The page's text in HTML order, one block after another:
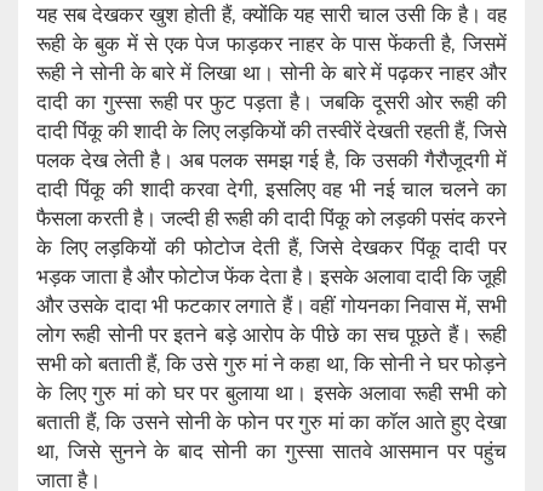
यह सब देखकर खुश होती हैं, क्योंकि यह सारी चाल उसी कि है। वह
रूही के बुक में से एक पेज फाड़कर नाहर के पास फेंकती है, जिसमें
रूही ने सोनी के बारे में लिखा था। सोनी के बारे में पढ़कर नाहर और
दादी का गुस्सा रूही पर फुट पड़ता है। जबकि दूसरी ओर रूही की
दादी पिंकू की शादी के लिए लड़कियों की तस्वीरें देखती रहती हैं, जिसे
पलक देख लेती है। अब पलक समझ गई है, कि उसकी गैरौजूदगी में
दादी पिंकू की शादी करवा देगी, इसलिए वह भी नई चाल चलने का
फैसला करती है। जल्दी ही रूही की दादी पिंकू को लड़की पसंद करने
के लिए लड़कियों की फोटोज देती हैं, जिसे देखकर पिंकू दादी पर
भड़क जाता है और फोटोज फेंक देता है। इसके अलावा दादी कि जूही
और उसके दादा भी फटकार लगाते हैं। वहीं गोयनका निवास में, सभी
लोग रूही सोनी पर इतने बड़े आरोप के पीछे का सच पूछते हैं। रूही
सभी को बताती हैं, कि उसे गुरु मां ने कहा था, कि सोनी ने घर फोड़ने
के लिए गुरु मां को घर पर बुलाया था। इसके अलावा रूही सभी को
बताती हैं, कि उसने सोनी के फोन पर गुरु मां का कॉल आते हुए देखा
था, जिसे सुनने के बाद सोनी का गुस्सा सातवे आसमान पर पहुंच
जाता है।